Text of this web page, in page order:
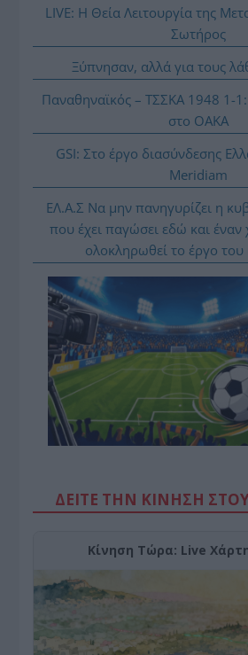
LIVE: Η Θεία Λειτουργία της
Σωτήρος
Ξύπνησαν, αλλά για τους
Παναθηναϊκός – ΤΣΣΚΑ 1948 1-
στο ΟΑΚΑ
GSI: Στο έργο διασύνδεσης
Meridiam
ΕΛ.Α.Σ Να μην πανηγυρίζει η
που έχει παγώσει εδώ και
ολοκληρωθεί το έργο
ΔΕΙΤΕ ΤΗΝ ΚΙΝΗΣΗ
Κίνηση Τώρα: Live